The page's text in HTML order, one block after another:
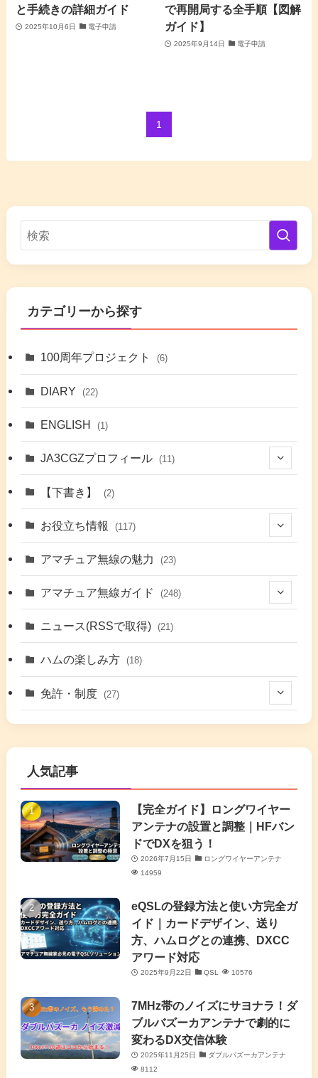
と手続きの詳細ガイド
2025年10月6日 電子申請
で再開局する全手順【図解
ガイド】
2025年9月14日 電子申請
1
カテゴリーから探す
100周年プロジェクト (6)
DIARY (22)
ENGLISH (1)
JA3CGZプロフィール (11)
(7)
【下書き】 (2)
お役立ち情報 (117)
(48)
(9)
(17)
(6)
アマチュア無線の魅力 (23)
アマチュア無線ガイド (248)
(42)
(5)
(1)
(4)
(3)
(41)
(7) (7)
(16)
(7)
(6)
(63)
(7)
(5)
(4)
(2)
(5)
(11)
ニュース(RSSで取得) (21)
ハムの楽しみ方 (18)
免許・制度 (27)
(5)
(4)
(1)
人気記事
【完全ガイド】ロングワイヤー
アンテナの設置と調整｜HFバン
ドでDXを狙う！
2026年7月15日
ロングワイヤーアンテナ
14959
eQSLの登録方法と使い方完全ガ
イド｜カードデザイン、送り
方、ハムログとの連携、DXCC
アワード対応
2025年9月22日 QSL 10576
7MHz帯のノイズにサヨナラ！ダ
ブルバズーカアンテナで劇的に
変わるDX交信体験
2025年11月25日
ダブルバズーカアンテナ
8112